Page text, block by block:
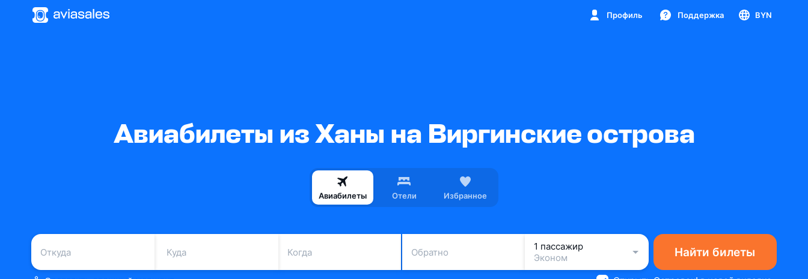
Профиль Поддержка BYN
Авиабилеты из Ханы на Виргинские острова
Авиабилеты Отели Избранное
Когда Обратно
1 пассажир
Эконом
Найти билеты